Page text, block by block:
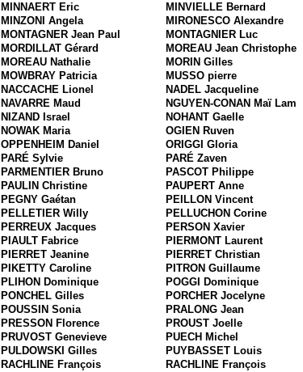
MINNAERT Eric
MINVIELLE Bernard
MINZONI Angela
MIRONESCO Alexandre
MONTAGNER Jean Paul
MONTAGNIER Luc
MORDILLAT Gérard
MOREAU Jean Christophe
MOREAU Nathalie
MORIN Gilles
MOWBRAY Patricia
MUSSO pierre
NACCACHE Lionel
NADEL Jacqueline
NAVARRE Maud
NGUYEN-CONAN Maï Lam
NIZAND Israel
NOHANT Gaelle
NOWAK Maria
OGIEN Ruven
OPPENHEIM Daniel
ORIGGI Gloria
PARÉ Sylvie
PARÉ Zaven
PARMENTIER Bruno
PASCOT Philippe
PAULIN Christine
PAUPERT Anne
PEGNY Gaétan
PEILLON Vincent
PELLETIER Willy
PELLUCHON Corine
PERREUX Jacques
PERSON Xavier
PIAULT Fabrice
PIERMONT Laurent
PIERRET Jeanine
PIERRET Christian
PIKETTY Caroline
PITRON Guillaume
PLIHON Dominique
POGGI Dominique
PONCHEL Gilles
PORCHER Jocelyne
POUSSIN Sonia
PRALONG Jean
PRESSON Florence
PROUST Joelle
PRUVOST Genevieve
PUECH Michel
PULDOWSKI Gilles
PUYBASSET Louis
RACHLINE François RACHLINE François